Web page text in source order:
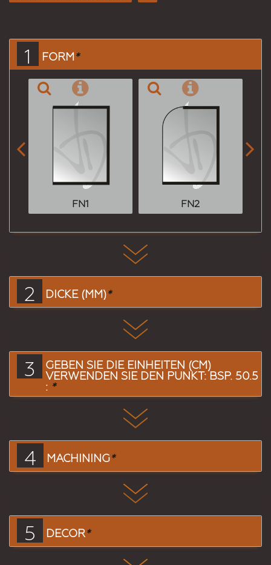
1 FORM*
FN1 FN2
 
2 DICKE (MM)*
3
GEBEN SIE DIE EINHEITEN (CM)
VERWENDEN SIE DEN PUNKT: BSP. 50.5
: *
4 MACHINING*
5 DECOR*